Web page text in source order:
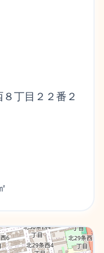
丁目２２番２